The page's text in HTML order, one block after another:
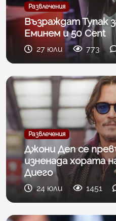
Развлечения
Възраждат Тупак
Еминем и 50 Cent
27 юли 773
Развлечения
Джони Деп се
изненада хората
Диего
24 юли 1451